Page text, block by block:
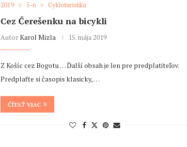
2019 5-6 Cykloturistika
Cez Čerešenku na bicykli
AutorKarol Mizla 15. mája 2019
Z Košíc cez Bogotu … Ďalší obsah je len pre predplatiteľov.
Predplaťte si časopis klasicky, …
ČÍTAŤ VIAC